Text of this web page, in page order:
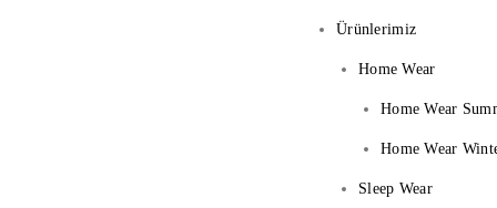
Ürünlerimiz
Home Wear
Home Wear
Home Wear
Sleep Wear